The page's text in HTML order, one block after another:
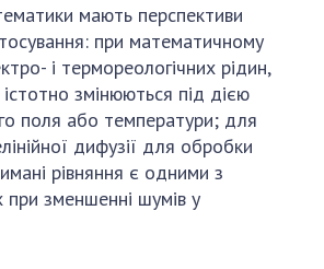
діяльності
досліджень НАН України
в НАН України
кадрів
мають перспективи
при математичному
і термореологічних рідин,
істотно змінюються під дією
поля або температури; для
дифузії для обробки
рівняння є одними з
при зменшенні шумів у